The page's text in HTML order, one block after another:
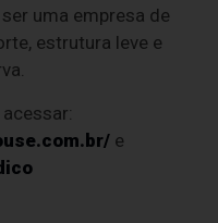
uma empresa de
estrutura leve e
e